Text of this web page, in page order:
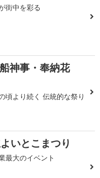
街中を彩る
神事・奉納花
頃より続く 伝統的な祭り
いとこまつり
最大のイベント